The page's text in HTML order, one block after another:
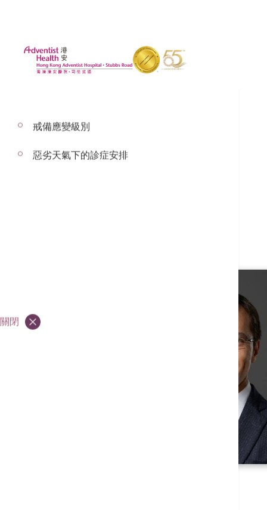
戒備應變級別
惡劣天氣下的診症安排
關閉